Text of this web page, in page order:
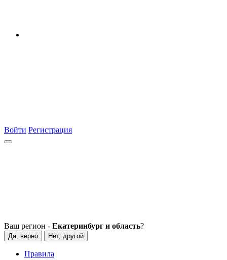
Войти Регистрация
Ваш регион - Екатеринбург и область?
Да, верно Нет, другой
Правила